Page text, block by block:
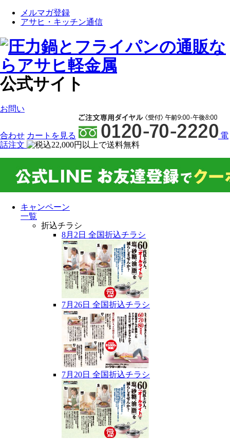
メルマガ登録
アサヒ・キッチン通信
公式サイト
お問い
合わせ カート を見る
電
話注文
キャンペーン
一覧
折込チラシ
8月2日 全国折込チラシ
7月26日 全国折込チラシ
7月20日 全国折込チラシ